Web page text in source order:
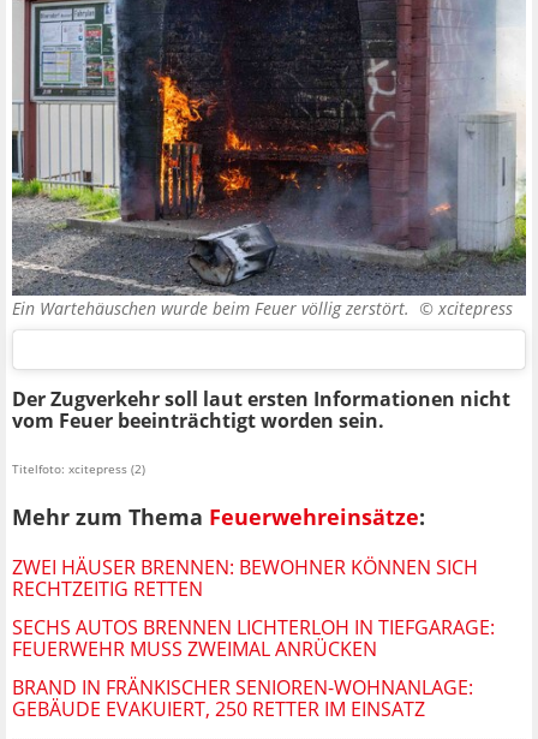
Ein Wartehäuschen wurde beim Feuer völlig zerstört. © xcitepress
Der Zugverkehr soll laut ersten Informationen nicht
vom Feuer beeinträchtigt worden sein.
Titelfoto: xcitepress (2)
Mehr zum Thema Feuerwehreinsätze:
ZWEI HÄUSER BRENNEN: BEWOHNER KÖNNEN SICH
RECHTZEITIG RETTEN
SECHS AUTOS BRENNEN LICHTERLOH IN TIEFGARAGE:
FEUERWEHR MUSS ZWEIMAL ANRÜCKEN
BRAND IN FRÄNKISCHER SENIOREN-WOHNANLAGE:
GEBÄUDE EVAKUIERT, 250 RETTER IM EINSATZ